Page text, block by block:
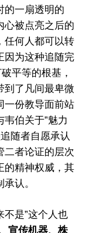
的一扇透明的
心被点亮之后的
何人都可以转
因为这种追随完
平等的根基，
到了凡间最卑微
一份教导面前站
伯关于”魅力
随者自愿承认
者论证的层次
的精神权威，其
认。
是”这个人也
宣传机器、株